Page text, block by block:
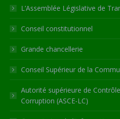
in
new
window
in
new
window
in
new
window
in
new
window
opens
in
new
L’Assemblée Législative de
Conseil constitutionnel
Grande chancellerie
Conseil Supérieur de la
Autorité supérieure de
Corruption (ASCE-LC)